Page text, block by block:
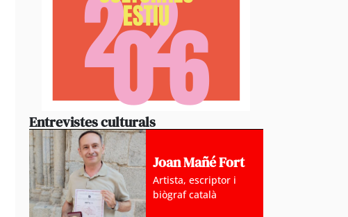
Entrevistes culturals
Joan Mañé Fort
Artista, escriptor i
biògraf català